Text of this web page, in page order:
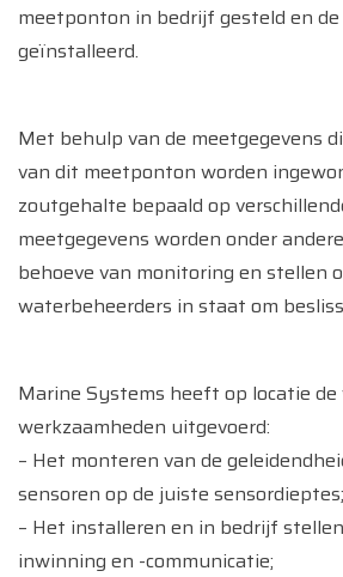
meetponton in bedrijf gesteld en
geïnstalleerd.
Met behulp van de meetgegevens
van dit meetponton worden
zoutgehalte bepaald op
meetgegevens worden onder
behoeve van monitoring en stellen
waterbeheerders in staat om
Marine Systems heeft op locatie de
werkzaamheden uitgevoerd:
– Het monteren van de
sensoren op de juiste sensordieptes;
– Het installeren en in bedrijf
inwinning en -communicatie;